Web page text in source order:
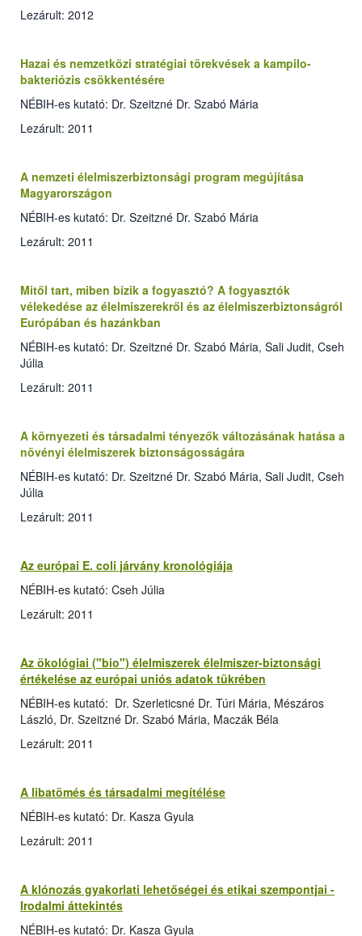
Lezárult: 2012
Hazai és nemzetközi stratégiai törekvések a kampilo­
bakteriózis csökkentésére
NÉBIH-es kutató: Dr. Szeitzné Dr. Szabó Mária
Lezárult: 2011
A nemzeti élelmiszerbiztonsági program megújítása
Magyarországon
NÉBIH-es kutató: Dr. Szeitzné Dr. Szabó Mária
Lezárult: 2011
Mitől tart, miben bízik a fogyasztó? A fogyasztók
vélekedése az élelmiszerekről és az élelmiszerbiztonságról
Európában és hazánkban
NÉBIH-es kutató: Dr. Szeitzné Dr. Szabó Mária, Sali Judit, Cseh
Júlia
Lezárult: 2011
A környezeti és társadalmi tényezők változásának hatása a
növényi élelmiszerek biztonságosságára
NÉBIH-es kutató: Dr. Szeitzné Dr. Szabó Mária, Sali Judit, Cseh
Júlia
Lezárult: 2011
Az európai E. coli járvány kronológiája
NÉBIH-es kutató: Cseh Júlia
Lezárult: 2011
Az ökológiai ("bio") élelmiszerek élelmiszer-biztonsági
értékelése az európai uniós adatok tükrében
NÉBIH-es kutató: Dr. Szerleticsné Dr. Túri Mária, Mészáros
László, Dr. Szeitzné Dr. Szabó Mária, Maczák Béla
Lezárult: 2011
A libatömés és társadalmi megítélése
NÉBIH-es kutató: Dr. Kasza Gyula
Lezárult: 2011
A klónozás gyakorlati lehetőségei és etikai szempontjai -
Irodalmi áttekintés
NÉBIH-es kutató: Dr. Kasza Gyula